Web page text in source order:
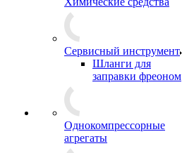
Сервисный инструмент
Шланги для
заправки фреоном
Однокомпрессорные
агрегаты